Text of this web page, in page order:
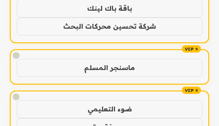
باقة باك لينك
شركة تحسين محركات البحث
!
ماسنجر المسلم
!
ضوء التعليمي